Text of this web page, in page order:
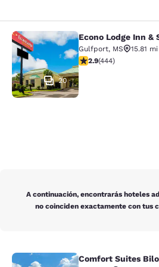
Econo Lodge Inn &
20
Econo Lodge Inn
Gulfport, MS
15.81 mi
calificación de 2.9
2.9(444)
A continuación, encontrarás hoteles
no coinciden exactamente con tus
Comfort Suites
Comfort Suites